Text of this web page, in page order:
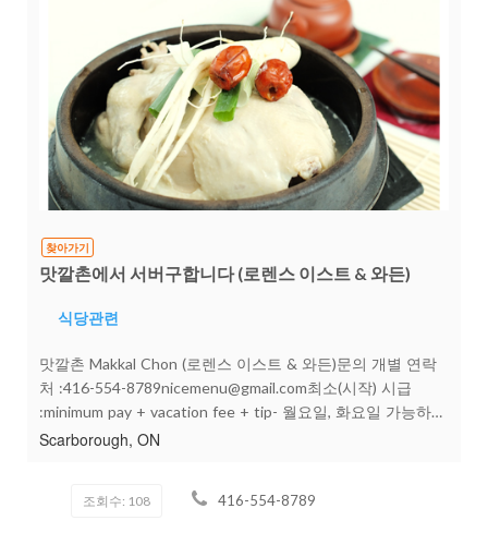
찾아가기
맛깔촌에서 서버구합니다 (로렌스 이스트 & 와든)
식당관련
맛깔촌 Makkal Chon (로렌스 이스트 & 와든)문의 개별 연락
처 :416-554-8789nicemenu@gmail.com최소(시작) 시급
:minimum pay + vacation fee + tip- 월요일, 화요일 가능하신
분- 혼자 일 하셔야해서 경력 있으신 분으로 구합니다- 한국
Scarborough, ON
조회수: 108 416-554-8789